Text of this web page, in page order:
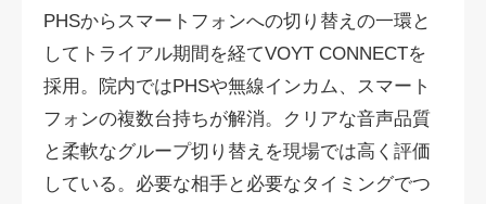
PHSからスマートフォンへの切り替えの一環と
してトライアル期間を経てVOYT CONNECTを
採用。院内ではPHSや無線インカム、スマート
フォンの複数台持ちが解消。クリアな音声品質
と柔軟なグループ切り替えを現場では高く評価
している。必要な相手と必要なタイミングでつ